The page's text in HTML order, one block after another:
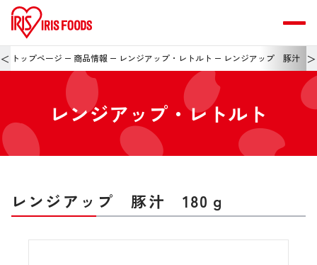
＜ トップページ 商品情報 レンジアップ・レトルト レンジアップ 豚汁 ＞
レンジアップ・レトルト
レンジアップ 豚汁 180ｇ